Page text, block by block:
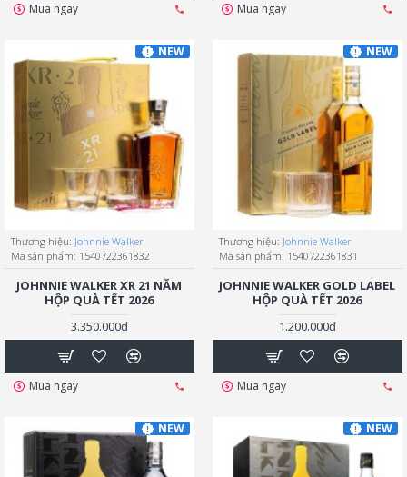
Mua ngay Mua ngay
NEW
Thương hiệu: Johnnie Walker
Mã sản phẩm: 1540722361832
JOHNNIE WALKER XR 21 NĂM
HỘP QUÀ TẾT 2026
3.350.000đ
Mua ngay
NEW
Thương hiệu: Johnnie Walker
Mã sản phẩm: 1540722361831
JOHNNIE WALKER GOLD LABEL
HỘP QUÀ TẾT 2026
1.200.000đ
Mua ngay
NEW NEW